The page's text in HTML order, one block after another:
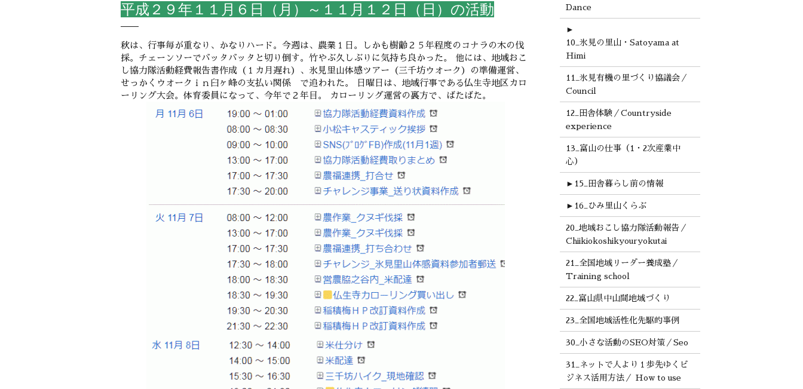
平成２９年１１月６日（月）～１１月１２日（日）の活動
秋は、行事毎が重なり、かなりハード。今週は、農業１日。しかも樹齢２５年程度のコナラの木の伐
採。チェーンソーでバッタバッタと切り倒す。竹やぶ久しぶりに気持ち良かった。 他には、地域おこ
し協力隊活動経費報告書作成（１カ月遅れ）、氷見里山体感ツアー（三千坊ウオーク）の準備運営、
せっかくウオークｉｎ臼ヶ峰の支払い関係 で追われた。 日曜日は、地域行事である仏生寺地区カロ
ーリング大会。体育委員になって、今年で２年目。 カローリング運営の裏方で、ばたばた。
Dance
►
10_氷見の里山・Satoyama at
Himi
11_氷見有機の里づくり協議会／
Council
12_田舎体験／Countryside
experience
13_富山の仕事（1・2次産業中
心）
► 15_田舎暮らし前の情報
► 16_ひみ里山くらぶ
20_地域おこし協力隊活動報告／
Chiikiokoshikyouryokutai
21_全国地域リーダー養成塾／
Training school
22_富山県中山間地域づくり
23_全国地域活性化先駆的事例
30_小さな活動のSEO対策／Seo
31_ネットで人より１歩先ゆくビ
ジネス活用方法／ How to use